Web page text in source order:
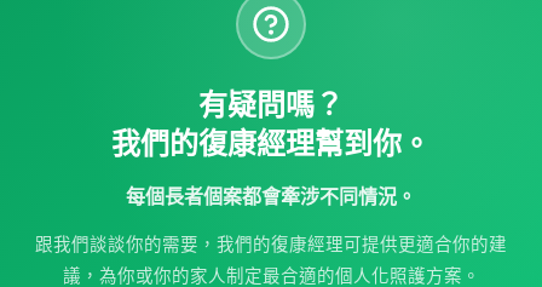
有疑問嗎？
我們的復康經理幫到你。
每個長者個案都會牽涉不同情況。
跟我們談談你的需要，我們的復康經理可提供更適合你的建
議，為你或你的家人制定最合適的個人化照護方案。